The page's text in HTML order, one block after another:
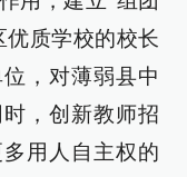
优质学校的校长
，对薄弱县中
，创新教师招
用人自主权的